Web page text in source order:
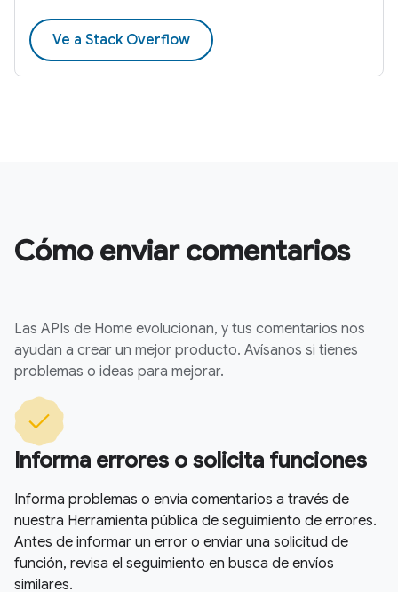
Ve a Stack Overflow
Cómo enviar comentarios
Las APIs de Home evolucionan, y tus comentarios nos
ayudan a crear un mejor producto. Avísanos si tienes
problemas o ideas para mejorar.
Informa errores o solicita funciones
Informa problemas o envía comentarios a través de
nuestra Herramienta pública de seguimiento de errores.
Antes de informar un error o enviar una solicitud de
función, revisa el seguimiento en busca de envíos
similares.